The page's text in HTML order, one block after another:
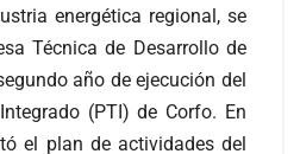
energética regional, se
Técnica de Desarrollo de
año de ejecución del
(PTI) de Corfo. En
el plan de actividades del